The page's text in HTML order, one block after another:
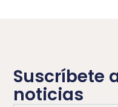
Suscríbete
noticias